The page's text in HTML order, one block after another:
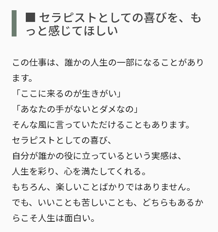
■ セラピストとしての喜びを、も
っと感じてほしい
この仕事は、誰かの人生の一部になることがあり
ます。
「ここに来るのが生きがい」
「あなたの手がないとダメなの」
そんな風に言っていただけることもあります。
セラピストとしての喜び、
自分が誰かの役に立っているという実感は、
人生を彩り、心を満たしてくれる。
もちろん、楽しいことばかりではありません。
でも、いいことも苦しいことも、
どちらもあるか
らこそ人生は面白い。